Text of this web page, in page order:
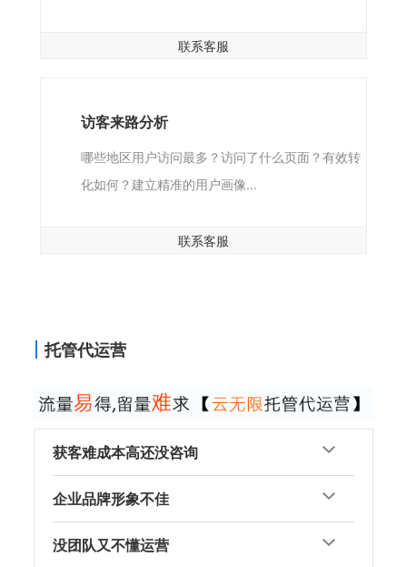
联系客服
访客来路分析
哪些地区用户访问最多？访问了什么页面？有效转
化如何？建立精准的用户画像...
联系客服
托管代运营
获客难成本高还没咨询
企业品牌形象不佳
没团队又不懂运营